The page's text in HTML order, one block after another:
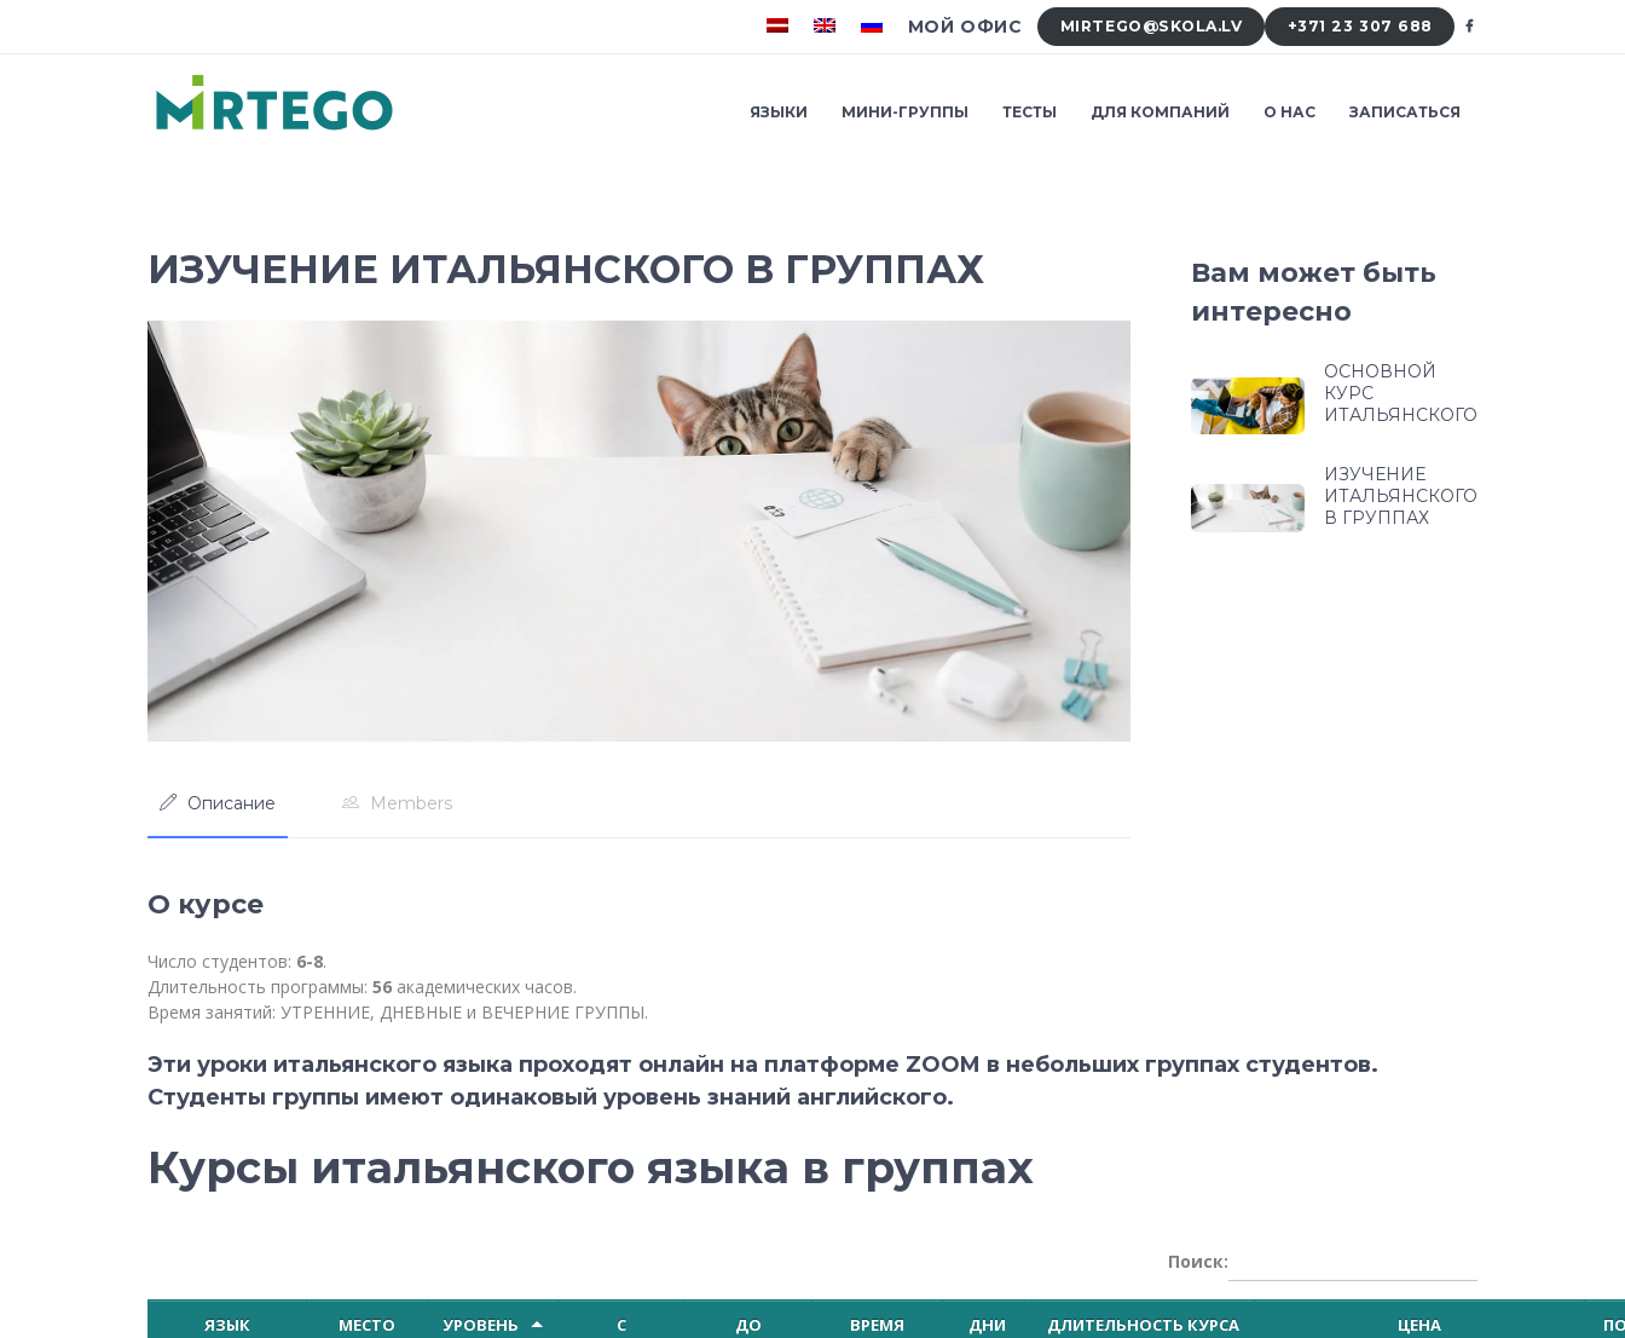
МОЙ ОФИС MIRTEGO@SKOLA.LV +371 23 307 688
ЯЗЫКИ МИНИ-ГРУППЫ ТЕСТЫ ДЛЯ КОМПАНИЙ О НАС ЗАПИСАТЬСЯ
ИЗУЧЕНИЕ ИТАЛЬЯНСКОГО В ГРУППАХ
Описание Members
О курсе
Число студентов: 6-8.
Длительность программы: 56 академических часов.
Время занятий: УТРЕННИЕ, ДНЕВНЫЕ и ВЕЧЕРНИЕ ГРУППЫ.
Эти уроки итальянского языка проходят онлайн на платформе ZOOM в небольших группах студентов.
Студенты группы имеют одинаковый уровень знаний английского.
Курсы итальянского языка в группах
Поиск:
ЯЗЫК МЕСТО УРОВЕНЬ С ДО ВРЕМЯ ДНИ ДЛИТЕЛЬНОСТЬ КУРСА ЦЕНА
Вам может быть
интересно
ОСНОВНОЙ
КУРС
ИТАЛЬЯНСКОГО
ИЗУЧЕНИЕ
ИТАЛЬЯНСКОГО
В ГРУППАХ